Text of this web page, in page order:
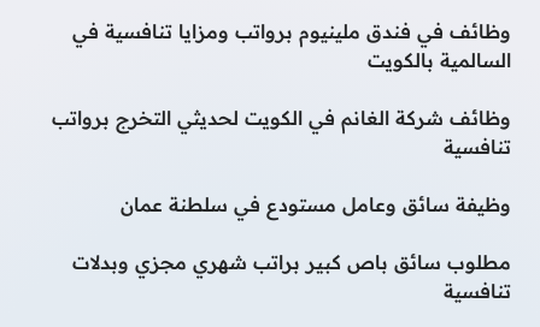
وظائف في فندق ملينيوم برواتب ومزايا تنافسية في
السالمية بالكويت
وظائف شركة الغانم في الكويت لحديثي التخرج برواتب
تنافسية
وظيفة سائق وعامل مستودع في سلطنة عمان
مطلوب سائق باص كبير براتب شهري مجزي وبدلات
تنافسية